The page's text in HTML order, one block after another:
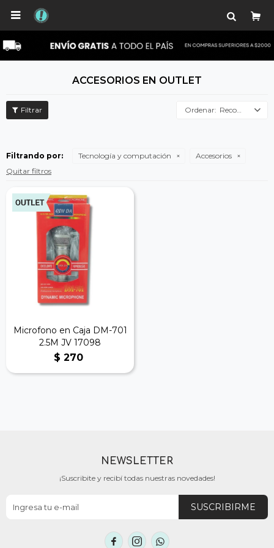

ACCESORIOS EN OUTLET
Recomendados
Filtrando por: Tecnología y computación
Accesorios
Quitar filtros
Microfono en Caja DM-701
2.5M JV 17098
$ 270
NEWSLETTER
¡Suscribite y recibí todas nuestras novedades!
SUSCRIBIRME
  